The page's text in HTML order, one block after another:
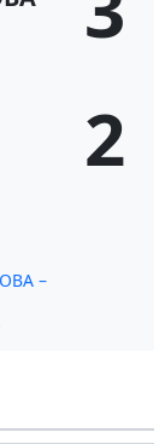
2
–